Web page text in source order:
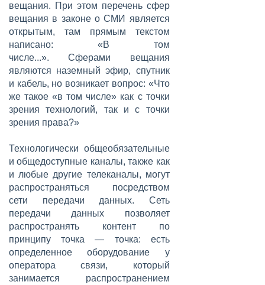
вещания. При этом перечень сфер
вещания в законе о СМИ является
открытым, там прямым текстом
написано: «В том
числе...». Сферами вещания
являются наземный эфир, спутник
и кабель, но возникает вопрос: «Что
же такое «в том числе» как с точки
зрения технологий, так и с точки
зрения права?»
Технологически общеобязательные
и общедоступные каналы, также как
и любые другие телеканалы, могут
распространяться посредством
сети передачи данных. Сеть
передачи данных позволяет
распространять контент по
принципу точка — точка: есть
определенное оборудование у
оператора связи, который
занимается распространением